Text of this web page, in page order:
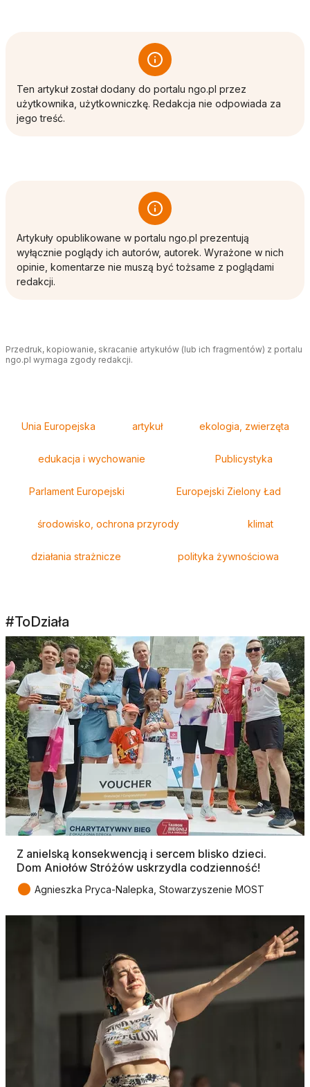
Ten artykuł został dodany do portalu ngo.pl przez
użytkownika, użytkowniczkę. Redakcja nie odpowiada za
jego treść.
Artykuły opublikowane w portalu ngo.pl prezentują
wyłącznie poglądy ich autorów, autorek. Wyrażone w nich
opinie, komentarze nie muszą być tożsame z poglądami
redakcji.
Przedruk, kopiowanie, skracanie artykułów (lub ich fragmentów) z portalu
ngo.pl wymaga zgody redakcji.
Unia Europejska artykuł ekologia, zwierzęta
edukacja i wychowanie Publicystyka
Parlament Europejski Europejski Zielony Ład
środowisko, ochrona przyrody klimat
działania strażnicze polityka żywnościowa
#ToDziała
Z anielską konsekwencją i sercem blisko dzieci.
Dom Aniołów Stróżów uskrzydla codzienność!
● Agnieszka Pryca-Nalepka, Stowarzyszenie MOST